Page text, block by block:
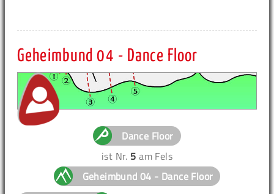
Geheimbund 04 - Dance Floor
Dance Floor
ist Nr. 5 am Fels
Geheimbund 04 - Dance Floor